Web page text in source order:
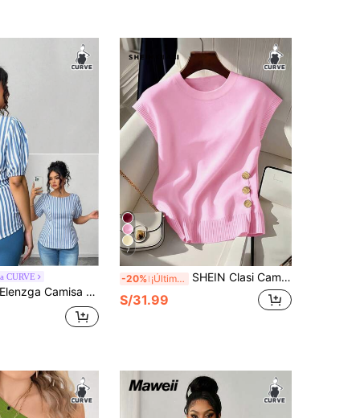
CURVE
Elenzga Camisa casual ajustada a rayas para mujer de talla grande con diseño único de lazo en la espalda
7
-20% ¡Últimos 3 días SHEIN Clasi Camiseta casual de mujer talla grande de unicolor con cuello redondo y botones metálicos en las mangas cortas
S/31.99